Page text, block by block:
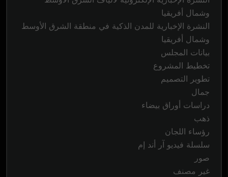
وشمال أفريقيا
النشرة الإخبارية للمدن الذكية في منطقة الشرق الأوسط
وشمال أفريقيا
بيانات المجلس
تخطيط المشروع
تطوير التصميم
جمال
دراسات أوراق بيضاء
ذهب
رؤساء اللجان
سلسلة فيديو آر أند إم
صور
غير مصنف